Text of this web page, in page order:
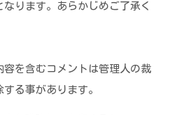
ります。あらかじめご了承く
容を含むコメントは管理人の裁
る事があります。